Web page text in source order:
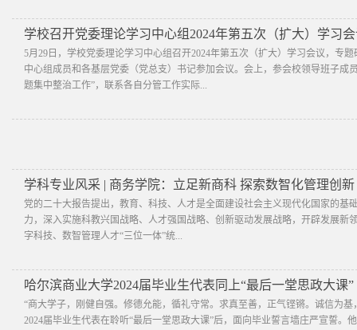
学校召开党委理论学习中心组2024年第五次（扩大）学习
5月29日，学校党委理论学习中心组召开2024年第五次（扩大）学习会议，专
中心组成员和各基层党委（党总支）书记参加会议。会上，参会校领导班子
题集中整治工作”，联系各自分管工作实际...
学科专业风采 | 商务学院：立足新商科 探索数智化管理创新
党的二十大报告提出，教育、科技、人才是全面建设社会主义现代化国家的
力，深入实施科教兴国战略、人才强国战略、创新驱动发展战略，开辟发展
字科技、数智管理人才“三位一体”统...
哈尔滨商业大学2024届毕业生代表同上“最后一堂思政大课”
“商大学子，刚健自强。修德允能，循礼守常。求真至善，正气铿锵。诚信为
2024届毕业生代表在聆听“最后一堂思政大课”后，面向毕业誓言墙庄严宣誓